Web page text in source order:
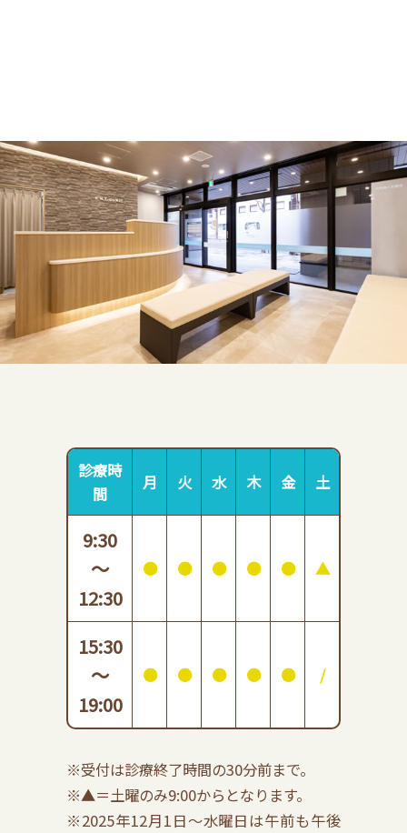
診療時
間
月 火 水 木 金 土
9:30
～
12:30
● ● ● ● ● ▲
15:30
～
19:00
● ● ● ● ● /
※受付は診療終了時間の30分前まで。
※▲＝土曜のみ9:00からとなります。
※2025年12月1日～水曜日は午前も午後